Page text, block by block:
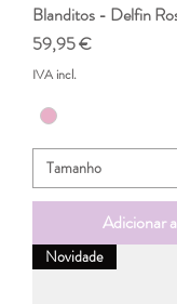
Blanditos - Delfin
Preço
59,95 €
IVA incl.
Adicionar
Novidade